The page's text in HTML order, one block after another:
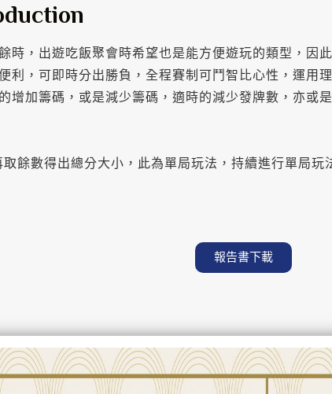
，出遊吃飯聚會時希望也是能方便遊玩的類型，因
，可即時分出勝負，全程賽制可鬥智比心性，運用
加籌碼，或是減少籌碼，適時的減少發牌數，亦或
餘數得出總分大小，此為單局玩法，持續進行單局玩
報告書下載